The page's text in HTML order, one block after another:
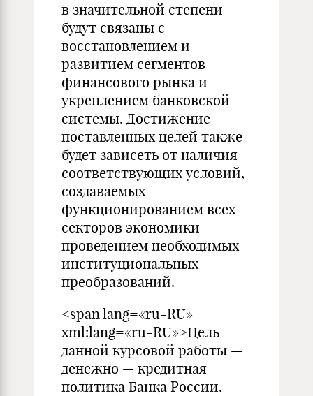
в значительной степени
будут связаны с
восстановлением и
развитием сегментов
финансового рынка и
укреплением банковской
системы. Достижение
поставленных целей также
будет зависеть от наличия
соответствующих условий,
создаваемых
функционированием всех
секторов экономики
проведением необходимых
институциональных
преобразований.
<span lang=«ru-RU»
xml:lang=«ru-RU»>Цель
данной курсовой работы —
денежно — кредитная
политика Банка России.